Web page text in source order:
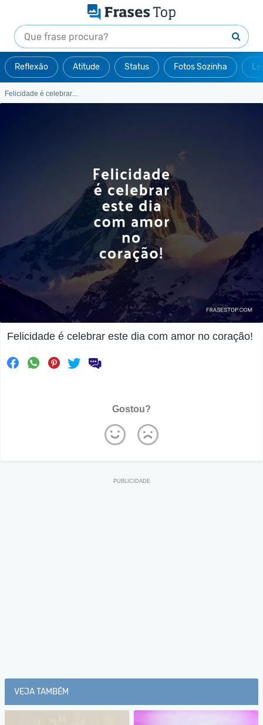
Reflexão Atitude Status Fotos Sozinha
Felicidade é celebrar...
Felicidade é celebrar este dia com amor no coração!
Gostou?
VEJA TAMBÉM